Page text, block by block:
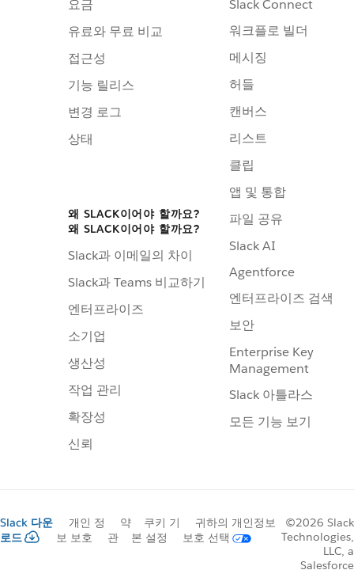
요금
유료와 무료 비교
접근성
기능 릴리스
변경 로그
상태
왜 SLACK이어야 할까요?
왜 SLACK이어야 할까요?
Slack과 이메일의 차이
Slack과 Teams 비교하기
엔터프라이즈
소기업
생산성
작업 관리
확장성
신뢰
Slack Connect
워크플로 빌더
메시징
허들
캔버스
리스트
클립
앱 및 통합
파일 공유
Slack AI
Agentforce
엔터프라이즈 검색
보안
Enterprise Key
Management
Slack 아틀라스
모든 기능 보기
Slack 다운
로드
개인 정
보 보호
약
관
쿠키 기
본 설정
귀하의 개인정보
보호 선택
©2026 Slack
Technologies,
LLC, a
Salesforce